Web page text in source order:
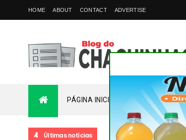
HOME ABOUT CONTACT ADVERTISE
PÁGINA INICIAL PLANTÃO
Últimas notícias